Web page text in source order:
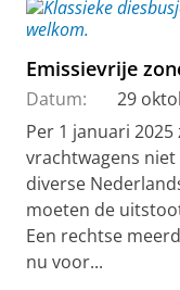
Emissievrije
Datum:
29
Per 1 januari
vrachtwagens
diverse
moeten de
Een rechtse
nu voor...